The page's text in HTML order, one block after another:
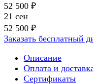
52 500 ₽
21 сен
52 500 ₽
Заказать бесплатный
Описание
Оплата и
Сертификаты